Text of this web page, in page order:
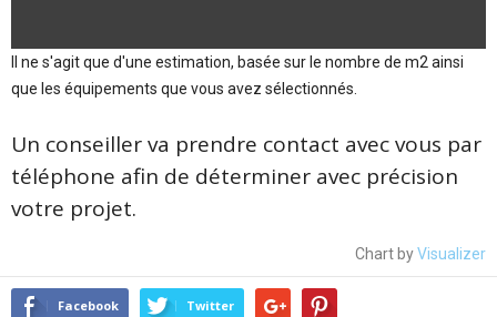
Il ne s'agit que d'une estimation, basée sur le nombre de m2 ainsi
que les équipements que vous avez sélectionnés.
Un conseiller va prendre contact avec vous par
téléphone afin de déterminer avec précision
votre projet.
Chart byVisualizer
Facebook Twitter